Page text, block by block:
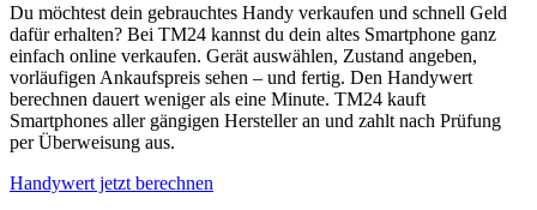
Du möchtest dein gebrauchtes Handy verkaufen und schnell Geld
dafür erhalten? Bei TM24 kannst du dein altes Smartphone ganz
einfach online verkaufen. Gerät auswählen, Zustand angeben,
vorläufigen Ankaufspreis sehen – und fertig. Den Handywert
berechnen dauert weniger als eine Minute. TM24 kauft
Smartphones aller gängigen Hersteller an und zahlt nach Prüfung
per Überweisung aus.
Handywert jetzt berechnen